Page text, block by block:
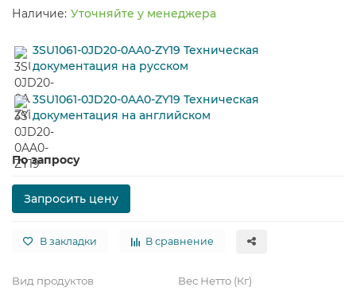
Уточняйте у менеджера
3SU1061-0JD20-0AA0-ZY19 Техническая
документация на русском
3SU1061-0JD20-0AA0-ZY19 Техническая
документация на английском
По запросу
Запросить цену
В закладки В сравнение
Вид продуктов Вес Нетто (Кг)